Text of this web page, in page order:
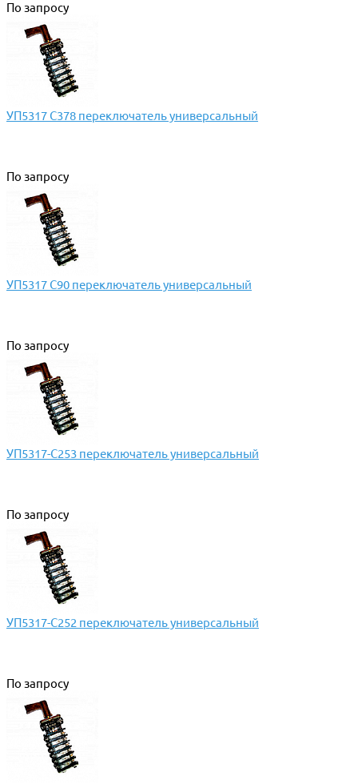
По запросу
УП5317 С378 переключатель универсальный
По запросу
УП5317 С90 переключатель универсальный
По запросу
УП5317-С253 переключатель универсальный
По запросу
УП5317-С252 переключатель универсальный
По запросу